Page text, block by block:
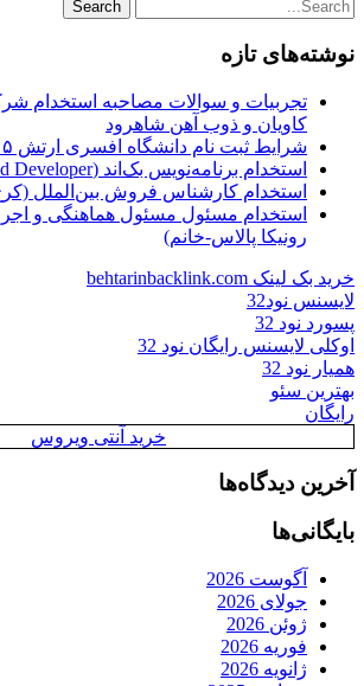
نوشته‌های تازه
تجربیات و سوالات مصاحبه استخدام
کاویان و ذوب آهن شاهرود
شرایط ثبت نام دانشگاه افسری ارتش ۱۴۰۵ – ۱۴۰۶
استخدام برنامه‌نویس بک‌اند (Backend Developer-شیراز)
استخدام کارشناس فروش بین‌الملل
استخدام مسئول مسئول هماهنگی و
رونیکا پالاس-خانم)
خرید بک لینک behtarinbacklink.com
لایسنس نود32
پسورد نود 32
اوکلی لایسنس رایگان نود 32
همیار نود 32
بهترین سئو
رایگان
خرید آنتی ویروس
آخرین دیدگاه‌ها
بایگانی‌ها
آگوست 2026
جولای 2026
ژوئن 2026
فوریه 2026
ژانویه 2026